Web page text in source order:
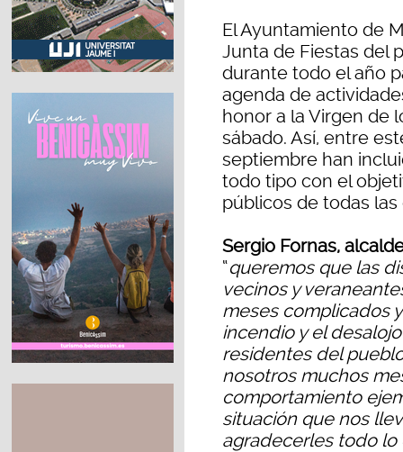
El Ayuntamiento de
Junta de Fiestas del
durante todo el año
agenda de
honor a la Virgen de
sábado. Así, entre
septiembre han
todo tipo con el
públicos de todas las
Sergio Fornas,
“queremos que las
vecinos y
meses complicados
incendio y el
residentes del
nosotros muchos
comportamiento
situación que nos
agradecerles todo lo